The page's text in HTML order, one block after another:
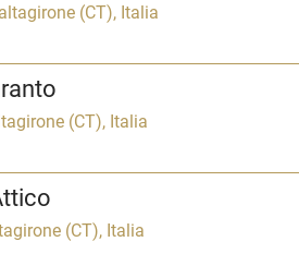
(CT), Italia
(CT), Italia
(CT), Italia